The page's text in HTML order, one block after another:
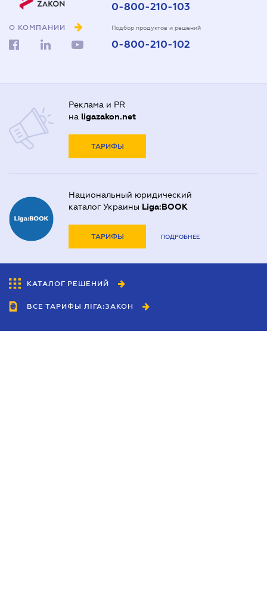
О КОМПАНИИ
0-800-210-103
Подбор продуктов и решений
0-800-210-102
Реклама и PR
на ligazakon.net
ТАРИФЫ
Национальный юридический
каталог Украины Liga:BOOK
ТАРИФЫ ПОДРОБНЕЕ
КАТАЛОГ РЕШЕНИЙ
ВСЕ ТАРИФЫ ЛІГА:ЗАКОН